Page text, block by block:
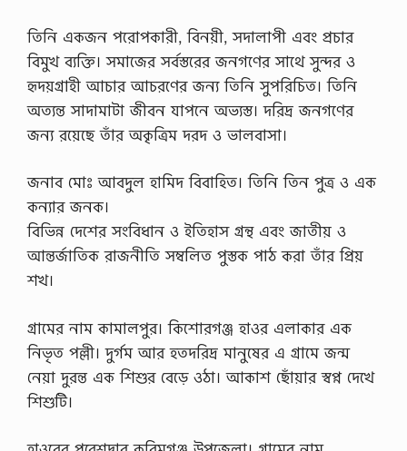
তিনি একজন পরোপকারী, বিনয়ী, সদালাপী এবং প্রচার
বিমুখ ব্যক্তি। সমাজের সর্বস্তরের জনগণের সাথে সুন্দর ও
হৃদয়গ্রাহী আচার আচরণের জন্য তিনি সুপরিচিত। তিনি
অত্যন্ত সাদামাটা জীবন যাপনে অভ্যস্ত। দরিদ্র জনগণের
জন্য রয়েছে তাঁর অকৃত্রিম দরদ ও ভালবাসা।
জনাব মোঃ আবদুল হামিদ বিবাহিত। তিনি তিন পুত্র ও এক
কন্যার জনক।
বিভিন্ন দেশের সংবিধান ও ইতিহাস গ্রন্থ এবং জাতীয় ও
আন্তর্জাতিক রাজনীতি সম্বলিত পুস্তক পাঠ করা তাঁর প্রিয়
শখ।
গ্রামের নাম কামালপুর। কিশোরগঞ্জ হাওর এলাকার এক
নিভৃত পল্লী। দুর্গম আর হতদরিদ্র মানুষের এ গ্রামে জন্ম
নেয়া দুরন্ত এক শিশুর বেড়ে ওঠা। আকাশ ছোঁয়ার স্বপ্ন দেখে
শিশুটি।